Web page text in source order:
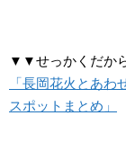
▼▼せっかくだか
「長岡花火とあ
スポットまとめ」